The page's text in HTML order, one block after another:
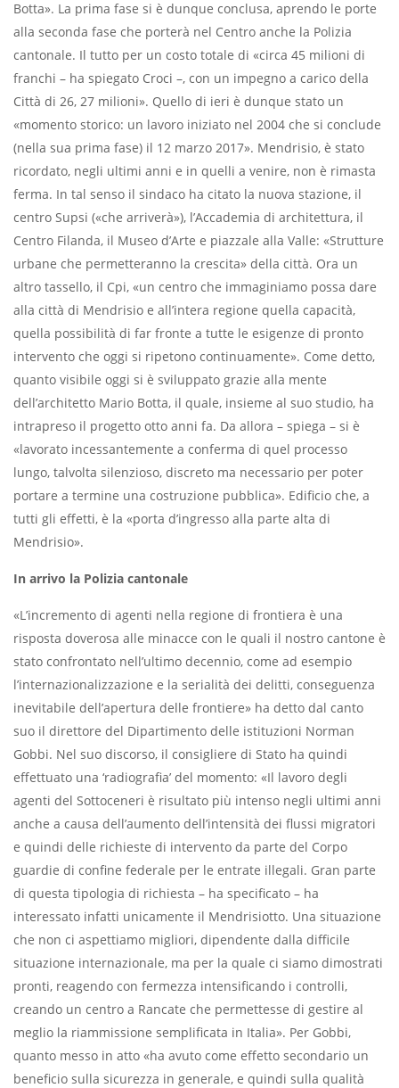
Botta». La prima fase si è dunque conclusa, aprendo le porte
alla seconda fase che porterà nel Centro anche la Polizia
cantonale. Il tutto per un costo totale di «circa 45 milioni di
franchi – ha spiegato Croci –, con un impegno a carico della
Città di 26, 27 milioni». Quello di ieri è dunque stato un
«momento storico: un lavoro iniziato nel 2004 che si conclude
(nella sua prima fase) il 12 marzo 2017». Mendrisio, è stato
ricordato, negli ultimi anni e in quelli a venire, non è rimasta
ferma. In tal senso il sindaco ha citato la nuova stazione, il
centro Supsi («che arriverà»), l’Accademia di architettura, il
Centro Filanda, il Museo d’Arte e piazzale alla Valle: «Strutture
urbane che permetteranno la crescita» della città. Ora un
altro tassello, il Cpi, «un centro che immaginiamo possa dare
alla città di Mendrisio e all’intera regione quella capacità,
quella possibilità di far fronte a tutte le esigenze di pronto
intervento che oggi si ripetono continuamente». Come detto,
quanto visibile oggi si è sviluppato grazie alla mente
dell’architetto Mario Botta, il quale, insieme al suo studio, ha
intrapreso il progetto otto anni fa. Da allora – spiega – si è
«lavorato incessantemente a conferma di quel processo
lungo, talvolta silenzioso, discreto ma necessario per poter
portare a termine una costruzione pubblica». Edificio che, a
tutti gli effetti, è la «porta d’ingresso alla parte alta di
Mendrisio».
In arrivo la Polizia cantonale
«L’incremento di agenti nella regione di frontiera è una
risposta doverosa alle minacce con le quali il nostro cantone è
stato confrontato nell’ultimo decennio, come ad esempio
l’internazionalizzazione e la serialità dei delitti, conseguenza
inevitabile dell’apertura delle frontiere» ha detto dal canto
suo il direttore del Dipartimento delle istituzioni Norman
Gobbi. Nel suo discorso, il consigliere di Stato ha quindi
effettuato una ‘radiografia’ del momento: «Il lavoro degli
agenti del Sottoceneri è risultato più intenso negli ultimi anni
anche a causa dell’aumento dell’intensità dei flussi migratori
e quindi delle richieste di intervento da parte del Corpo
guardie di confine federale per le entrate illegali. Gran parte
di questa tipologia di richiesta – ha specificato – ha
interessato infatti unicamente il Mendrisiotto. Una situazione
che non ci aspettiamo migliori, dipendente dalla difficile
situazione internazionale, ma per la quale ci siamo dimostrati
pronti, reagendo con fermezza intensificando i controlli,
creando un centro a Rancate che permettesse di gestire al
meglio la riammissione semplificata in Italia». Per Gobbi,
quanto messo in atto «ha avuto come effetto secondario un
beneficio sulla sicurezza in generale, e quindi sulla qualità